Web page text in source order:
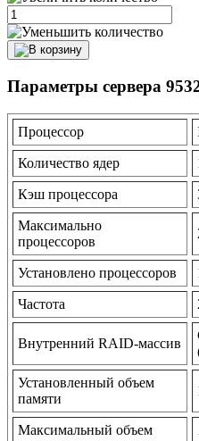
Параметры сервера
Процессор
Количество ядер
Кэш процессора
Максимально
процессоров
Установлено процессоров
Частота
Внутренний RAID-массив
Установленный объем
памяти
Максимальный объем